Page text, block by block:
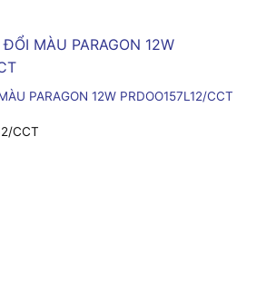
PARAGON 12W PRDOO157L12/CCT
CCT